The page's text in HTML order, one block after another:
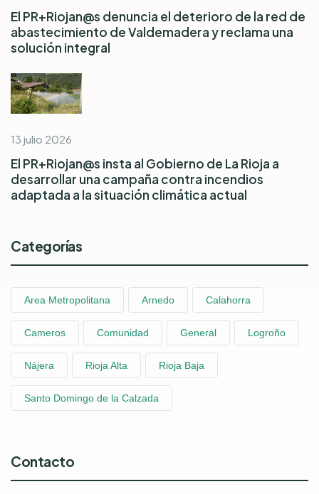
El PR+Riojan@s denuncia el deterioro de la red de
abastecimiento de Valdemadera y reclama una
solución integral
13 julio 2026
El PR+Riojan@s insta al Gobierno de La Rioja a
desarrollar una campaña contra incendios
adaptada a la situación climática actual
Categorías
Area Metropolitana Arnedo Calahorra
Cameros Comunidad General Logroño
Nájera Rioja Alta Rioja Baja
Santo Domingo de la Calzada
Contacto